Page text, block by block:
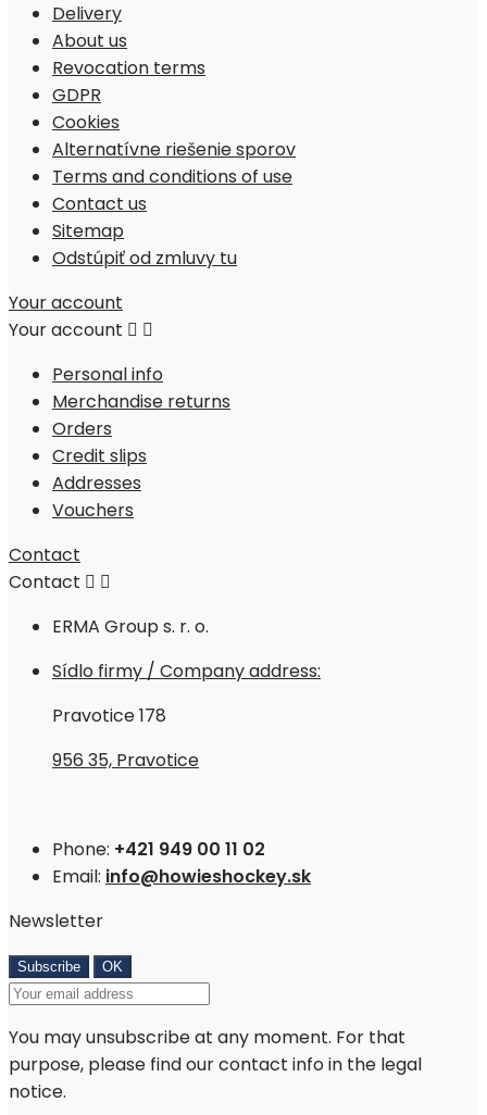
Delivery
About us
Revocation terms
GDPR
Cookies
Alternatívne riešenie sporov
Terms and conditions of use
Contact us
Sitemap
Odstúpiť od zmluvy tu
Your account
Your account  
Personal info
Merchandise returns
Orders
Credit slips
Addresses
Vouchers
Contact
Contact  
ERMA Group s. r. o.
Sídlo firmy / Company address:
Pravotice 178
956 35, Pravotice
Phone: +421 949 00 11 02
Email: info@howieshockey.sk
Newsletter
You may unsubscribe at any moment. For that
purpose, please find our contact info in the legal
notice.